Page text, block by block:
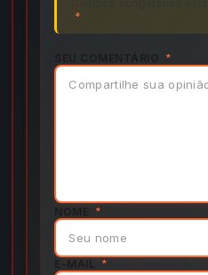
*
*
NOME *
E-MAIL *